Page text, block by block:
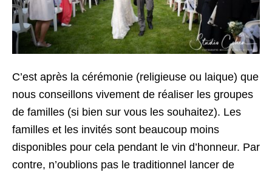
C’est après la cérémonie (religieuse ou laique) que
nous conseillons vivement de réaliser les groupes
de familles (si bien sur vous les souhaitez). Les
familles et les invités sont beaucoup moins
disponibles pour cela pendant le vin d’honneur. Par
contre, n’oublions pas le traditionnel lancer de